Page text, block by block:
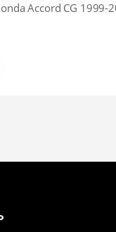
Accord CG 1999-